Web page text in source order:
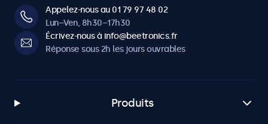
Appelez-nous au 01 79 97 48 02
Lun–Ven, 8h30–17h30
Écrivez-nous à info@beetronics.fr
Réponse sous 2h les jours ouvrables
Produits